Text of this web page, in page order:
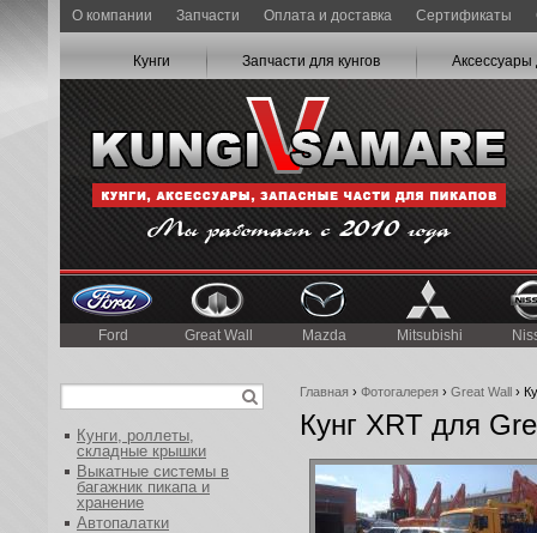
О компании Запчасти Оплата и доставка Сертификаты
Кунги Запчасти для кунгов Аксессуары
Ford Great Wall Mazda Mitsubishi
Главная › Фотогалерея › Great Wall ›
Кунг XRT для
Кунги, роллеты,
складные крышки
Выкатные системы в
багажник пикапа и
хранение
Автопалатки